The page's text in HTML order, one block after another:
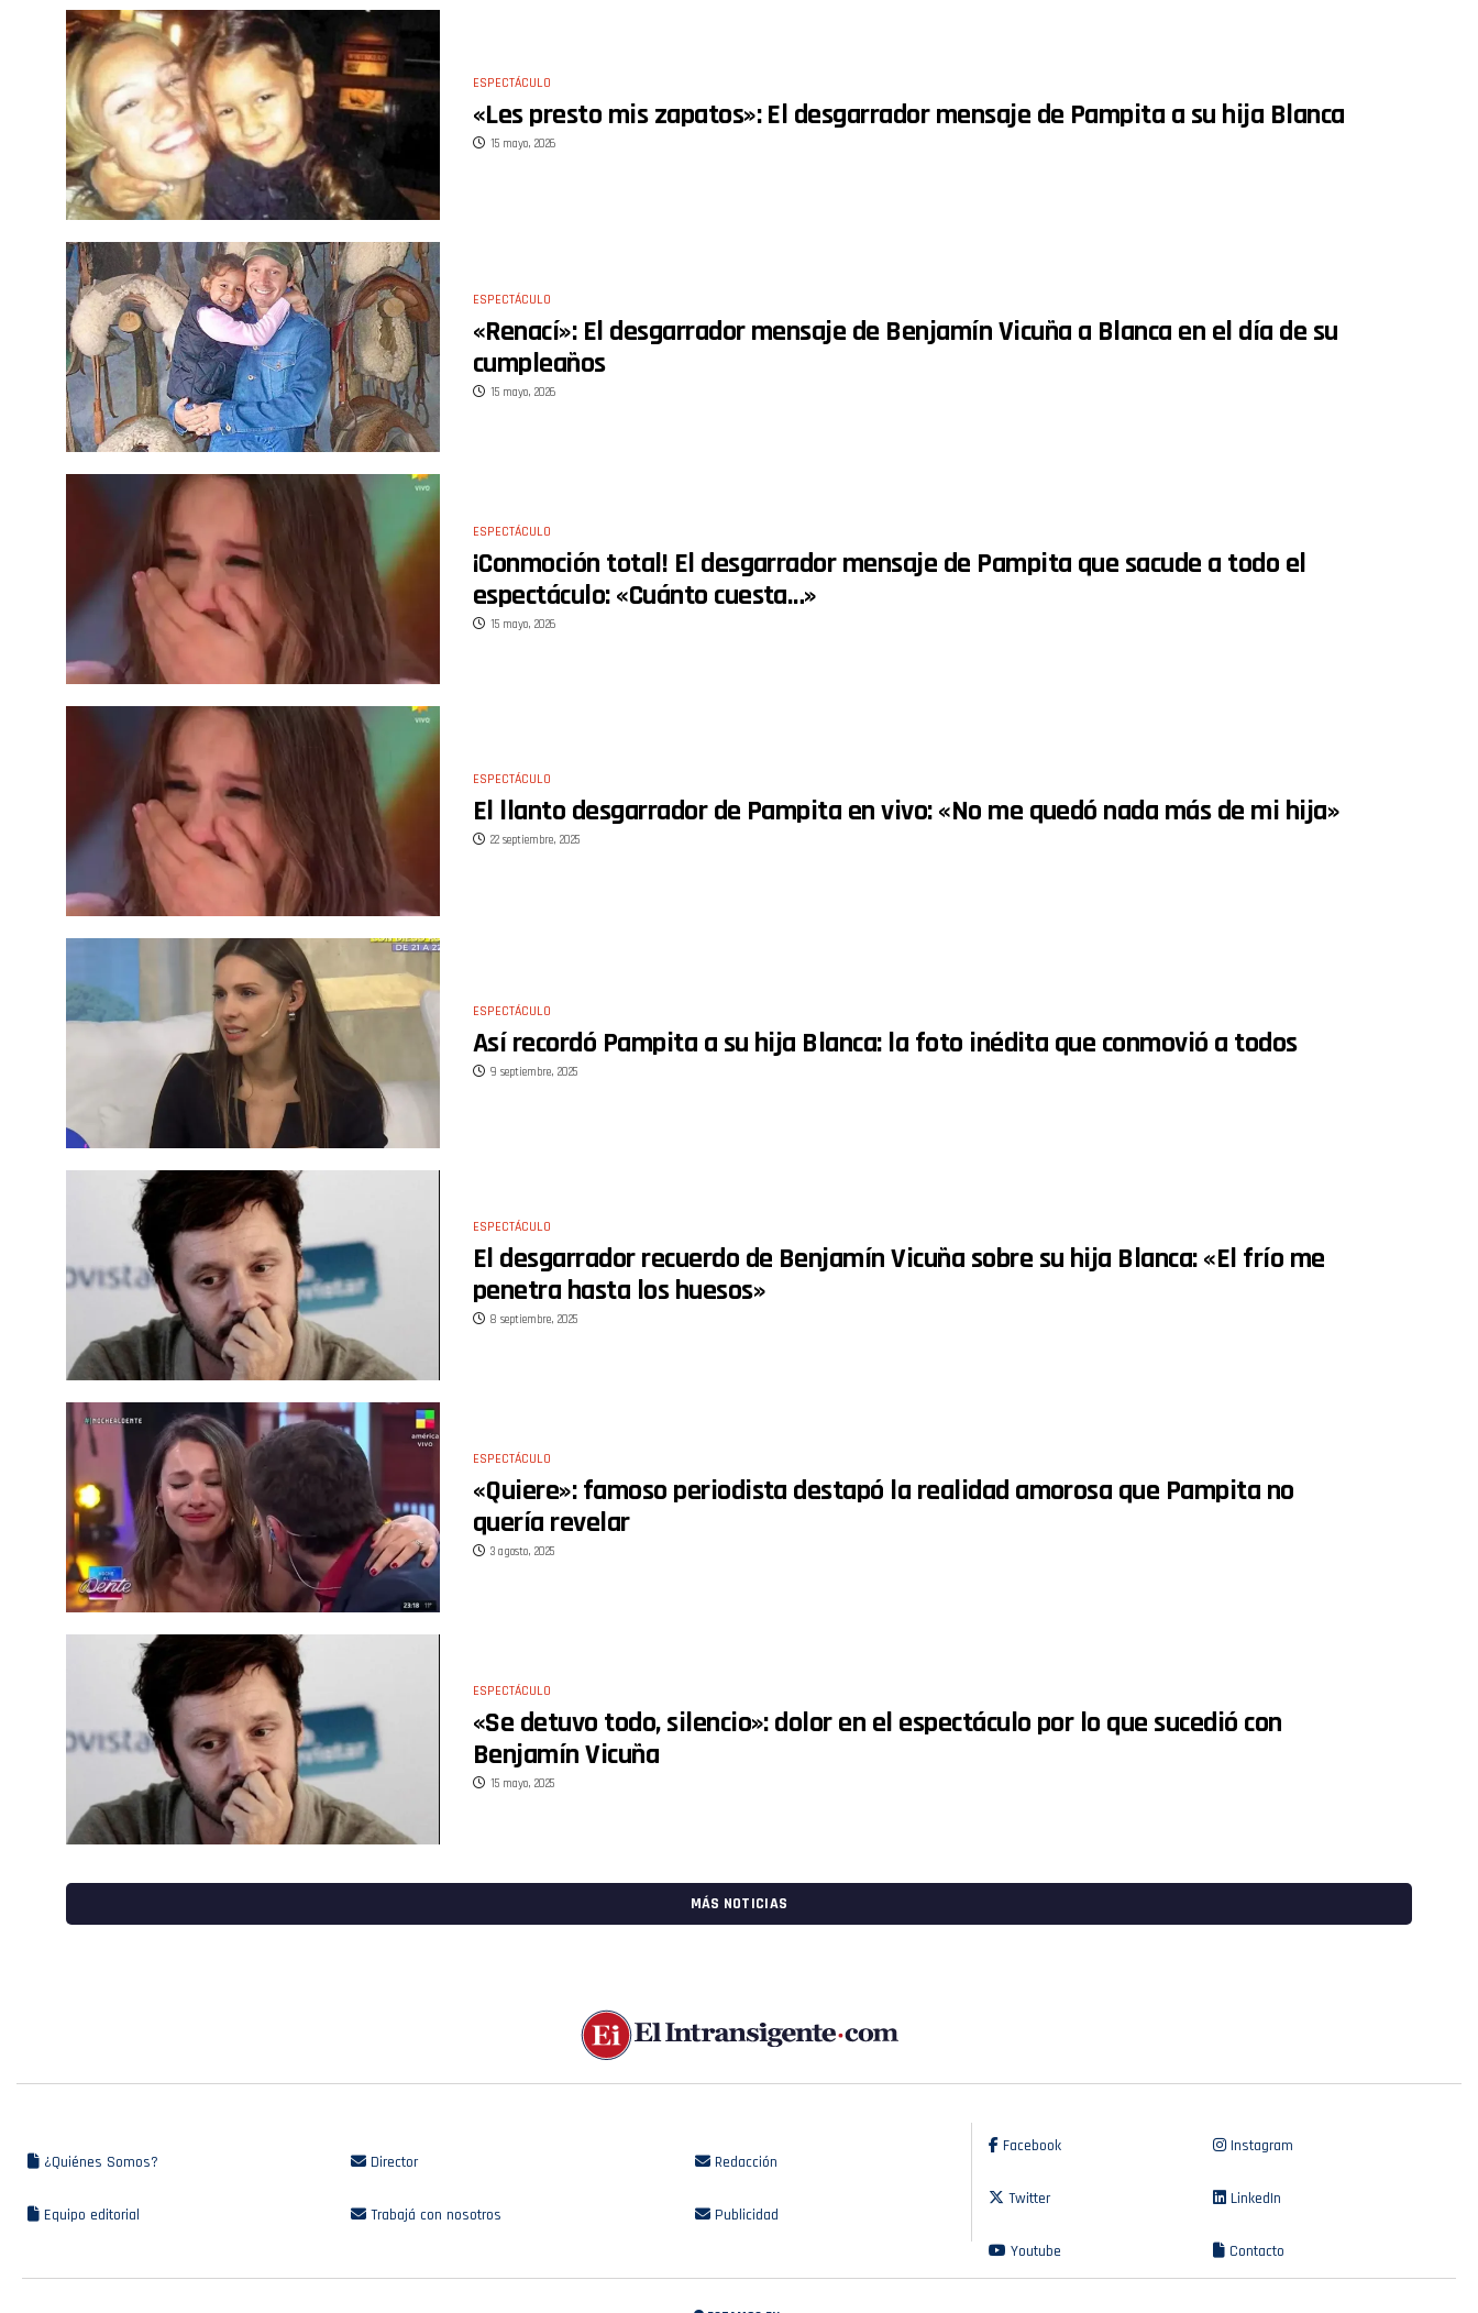
ESPECTÁCULO
«Les presto mis zapatos»: El desgarrador mensaje de Pampita a su hija Blanca
15 mayo, 2026
ESPECTÁCULO
«Renací»: El desgarrador mensaje de Benjamín Vicuña a Blanca en el día de su
cumpleaños
15 mayo, 2026
ESPECTÁCULO
¡Conmoción total! El desgarrador mensaje de Pampita que sacude a todo el
espectáculo: «Cuánto cuesta…»
15 mayo, 2026
ESPECTÁCULO
El llanto desgarrador de Pampita en vivo: «No me quedó nada más de mi hija»
22 septiembre, 2025
ESPECTÁCULO
Así recordó Pampita a su hija Blanca: la foto inédita que conmovió a todos
9 septiembre, 2025
ESPECTÁCULO
El desgarrador recuerdo de Benjamín Vicuña sobre su hija Blanca: «El frío me
penetra hasta los huesos»
8 septiembre, 2025
ESPECTÁCULO
«Quiere»: famoso periodista destapó la realidad amorosa que Pampita no
quería revelar
3 agosto, 2025
ESPECTÁCULO
«Se detuvo todo, silencio»: dolor en el espectáculo por lo que sucedió con
Benjamín Vicuña
15 mayo, 2025
MÁS NOTICIAS
¿Quiénes Somos? Director Redacción
Equipo editorial Trabajá con nosotros Publicidad
Facebook Instagram
Twitter LinkedIn
Youtube Contacto